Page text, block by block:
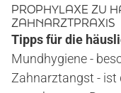
PROPHYLAXE ZU
ZAHNARZTPRAXIS
Tipps für die
Mundhygiene -
Zahnarztangst - ist